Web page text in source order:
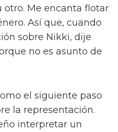
Me encanta flotar
Así que, cuando
sobre Nikki, dije
no es asunto de
el siguiente paso
la representación.
interpretar un